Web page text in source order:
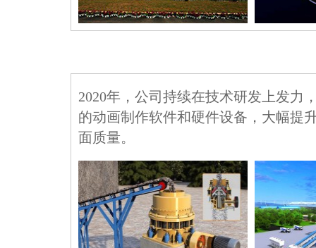
2020年，公司持续在技术研发上发力
的动画制作软件和硬件设备，大幅提
面质量。